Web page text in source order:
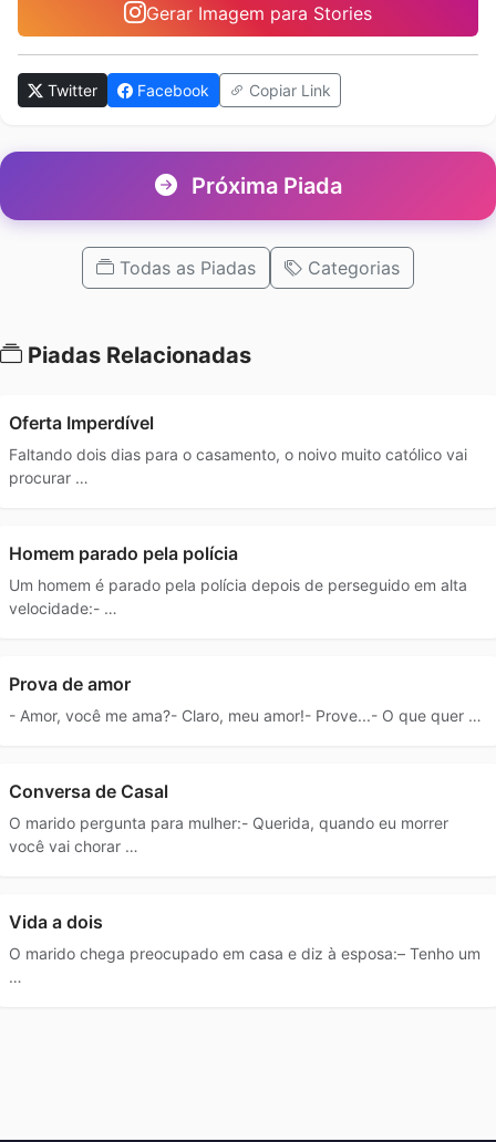
Gerar Imagem para Stories
Twitter Facebook Copiar Link
Próxima Piada
Todas as Piadas Categorias
Piadas Relacionadas
Oferta Imperdível
Faltando dois dias para o casamento, o noivo muito católico vai
procurar …
Homem parado pela polícia
Um homem é parado pela polícia depois de perseguido em alta
velocidade:- …
Prova de amor
- Amor, você me ama?- Claro, meu amor!- Prove...- O que quer …
Conversa de Casal
O marido pergunta para mulher:- Querida, quando eu morrer
você vai chorar …
Vida a dois
O marido chega preocupado em casa e diz à esposa:– Tenho um
…